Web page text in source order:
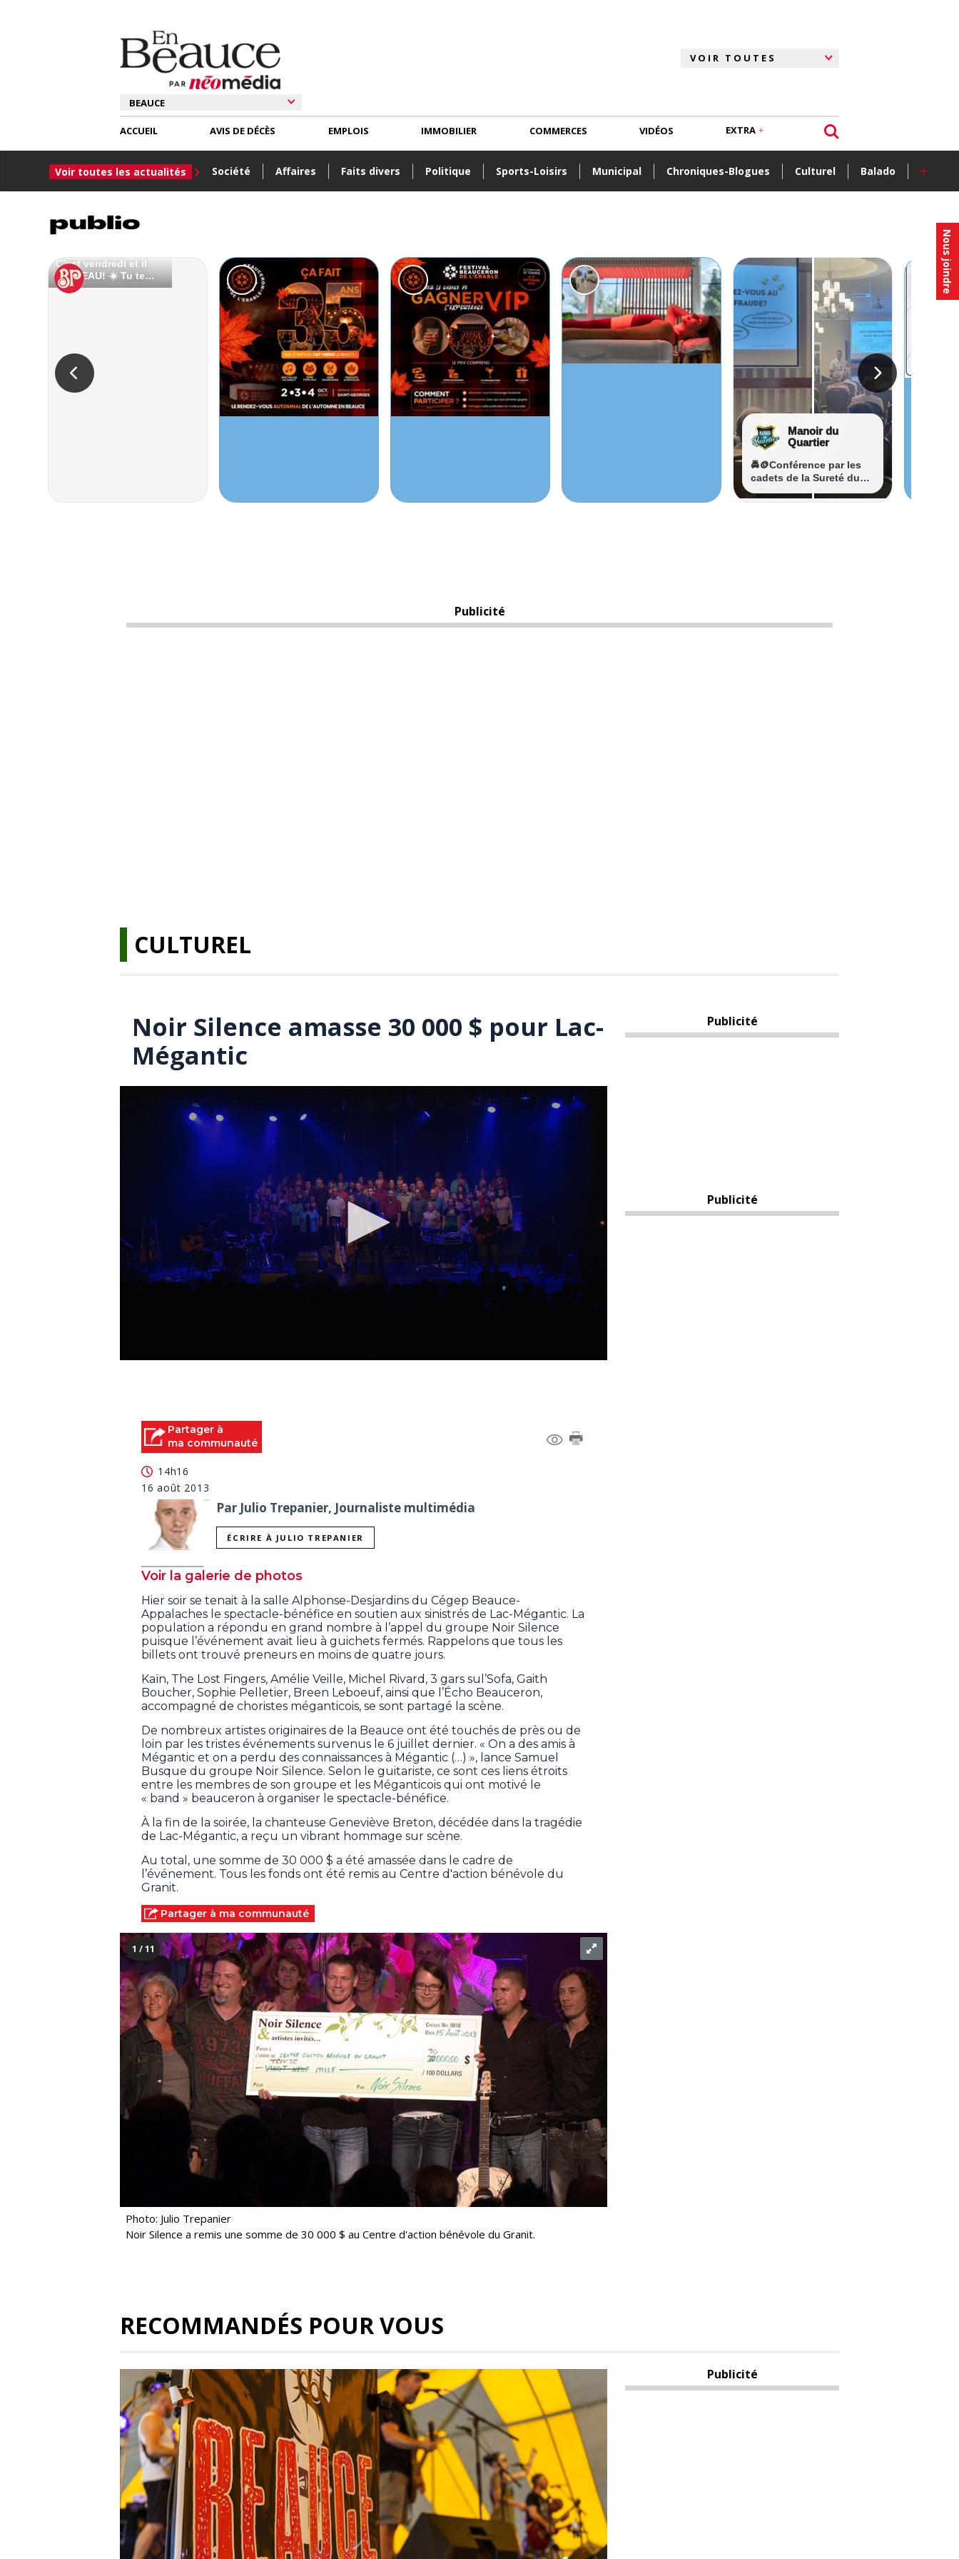
Nous joindre
ACCUEIL
Voir toutes les actualités Société Affaires Faits divers Politique Sports-Loisirs Municipal Chroniques-Blogues Culturel Balado +
AVIS DE DÉCÈS EMPLOIS IMMOBILIER COMMERCES VIDÉOS EXTRA
Publicité
CULTUREL
Noir Silence amasse 30 000 $ pour Lac-
Mégantic
90%
Partager à
ma communauté
14h16
16 août 2013
Par Julio Trepanier, Journaliste multimédia
ÉCRIRE À JULIO TREPANIER
Voir la galerie de photos
Hier soir se tenait à la salle Alphonse-Desjardins du Cégep Beauce-
Appalaches le spectacle-bénéfice en soutien aux sinistrés de Lac-Mégantic. La
population a répondu en grand nombre à l’appel du groupe Noir Silence
puisque l’événement avait lieu à guichets fermés. Rappelons que tous les
billets ont trouvé preneurs en moins de quatre jours.
Kaïn, The Lost Fingers, Amélie Veille, Michel Rivard, 3 gars sul’Sofa, Gaith
Boucher, Sophie Pelletier, Breen Leboeuf, ainsi que l’Écho Beauceron,
accompagné de choristes méganticois, se sont partagé la scène.
De nombreux artistes originaires de la Beauce ont été touchés de près ou de
loin par les tristes événements survenus le 6 juillet dernier. « On a des amis à
Mégantic et on a perdu des connaissances à Mégantic (…) », lance Samuel
Busque du groupe Noir Silence. Selon le guitariste, ce sont ces liens étroits
entre les membres de son groupe et les Méganticois qui ont motivé le
« band » beauceron à organiser le spectacle-bénéfice.
À la fin de la soirée, la chanteuse Geneviève Breton, décédée dans la tragédie
de Lac-Mégantic, a reçu un vibrant hommage sur scène.
Au total, une somme de 30 000 $ a été amassée dans le cadre de
l’événement. Tous les fonds ont été remis au Centre d'action bénévole du
Granit.
Partager à ma communauté
1 / 11
Photo: Julio Trepanier
Noir Silence a remis une somme de 30 000 $ au Centre d'action bénévole du Granit.
Publicité
Publicité
RECOMMANDÉS POUR VOUS
Publicité